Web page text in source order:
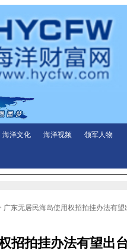
海洋文化 海洋视频 领军人物
广东无居民海岛使用权招拍挂办法有望
招拍挂办法有望出